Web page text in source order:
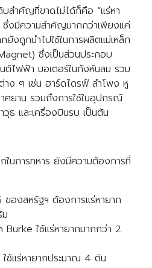
สำคัญที่ขาดไม่ได้ก็คือ “แร่หา
ซึ่งมีความสำคัญมากกว่าเพียงแค่
ยังถูกนำไปใช้ในการผลิตแม่เหล็ก
ซึ่งเป็นส่วนประกอบ
ไฟฟ้า มอเตอร์ในกังหันลม รวม
ง ๆ เช่น ฮาร์ดไดรฟ์ ลำโพง หู
ศยาน รวมถึงการใช้ในอุปกรณ์
วุธ และเครื่องบินรบ เป็นต้น
ในการทหาร ยังมีความต้องการที่
ของสหรัฐฯ ต้องการแร่หายาก
ใช้แร่หายากมากกว่า 2
ใช้แร่หายากประมาณ 4 ตัน